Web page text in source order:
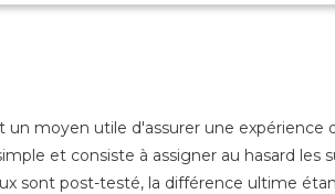
moyen utile d'assurer une expérience
et consiste à assigner au hasard les
sont post-testé, la différence ultime